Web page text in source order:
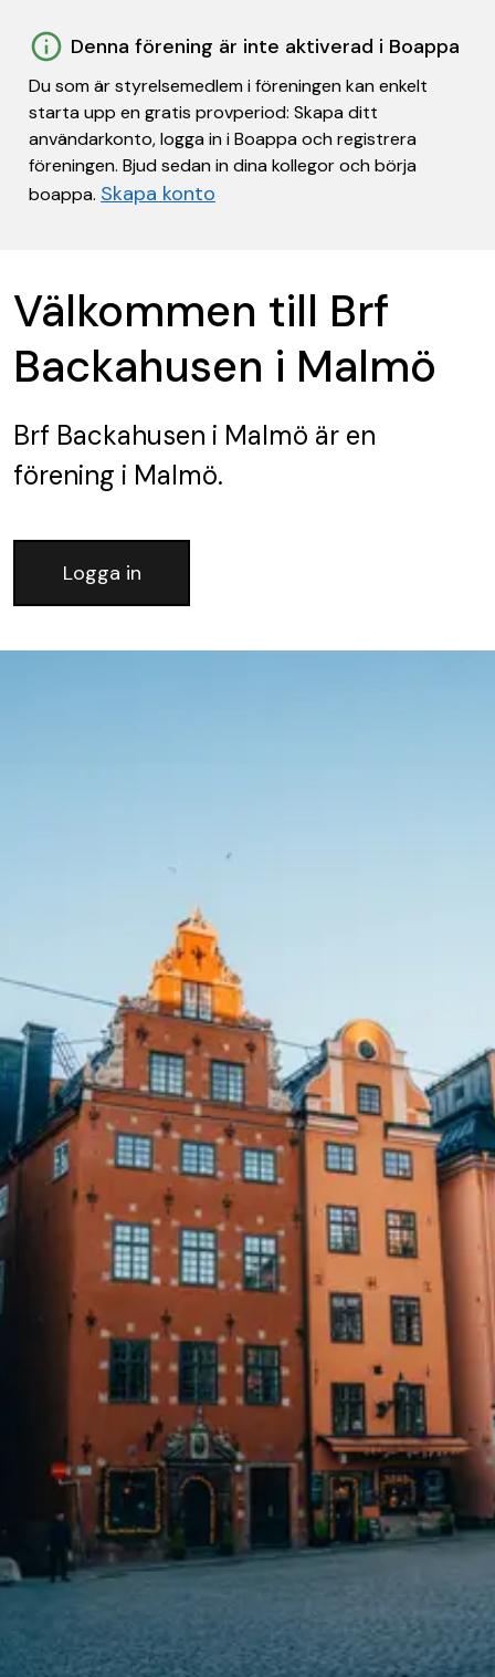
Denna förening är inte aktiverad i Boappa
Du som är styrelsemedlem i föreningen kan enkelt
starta upp en gratis provperiod: Skapa ditt
användarkonto, logga in i Boappa och registrera
föreningen. Bjud sedan in dina kollegor och börja
boappa. Skapa konto
Välkommen till Brf
Backahusen i Malmö
Brf Backahusen i Malmö är en
förening i Malmö.
Logga in